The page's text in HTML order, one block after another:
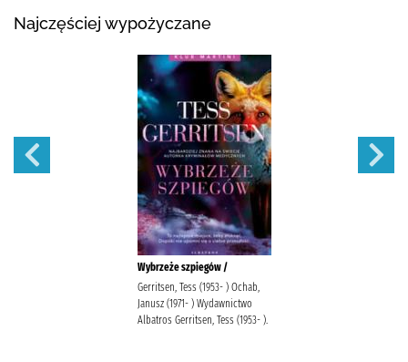
Najczęściej wypożyczane
Wybrzeże szpiegów /
Gerritsen, Tess (1953- ) Ochab,
Janusz (1971- ) Wydawnictwo
Albatros Gerritsen, Tess (1953- ).